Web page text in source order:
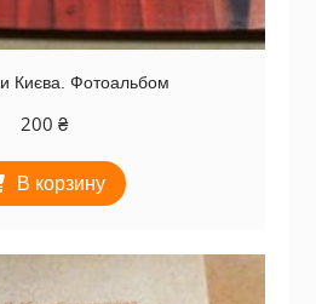
Києва. Фотоальбом
200₴
В корзину